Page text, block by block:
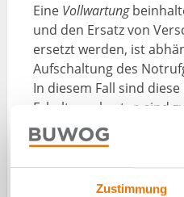
Zustimmung
Eine Vollwartung
und den Ersatz von
ersetzt werden, ist
Aufschaltung des
In diesem Fall sind
Erhaltungskosten sind
im Wohnungseigentum
Wer zahlt?